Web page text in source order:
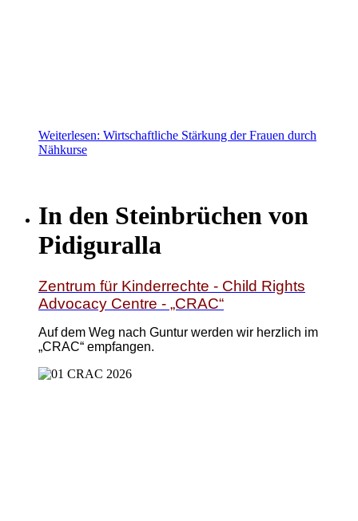
Weiterlesen: Wirtschaftliche Stärkung der Frauen durch
Nähkurse
In den Steinbrüchen von
Pidiguralla
Zentrum für Kinderrechte - Child Rights
Advocacy Centre - „CRAC“
Auf dem Weg nach Guntur werden wir herzlich im
„CRAC“ empfangen.